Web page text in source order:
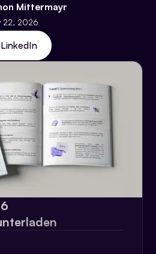
Mittermayr
22, 2026
LinkedIn